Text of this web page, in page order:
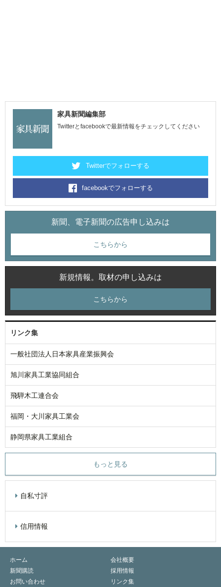
家具新聞編集部
Twitterとfacebookで最新情報をチェックしてください
Twitterでフォローする
facebookでフォローする
新聞、電子新聞の広告申し込みは
こちらから
新規情報。取材の申し込みは
こちらから
リンク集
一般社団法人日本家具産業振興会
旭川家具工業協同組合
飛騨木工連合会
福岡・大川家具工業会
静岡県家具工業組合
もっと見る
自私寸評
信用情報
ホーム
会社概要
新聞購読
採用情報
お問い合わせ
リンク集